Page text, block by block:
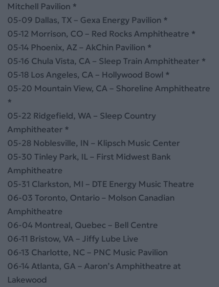
Mitchell Pavilion *
05-09 Dallas, TX – Gexa Energy Pavilion *
05-12 Morrison, CO – Red Rocks Amphitheatre *
05-14 Phoenix, AZ – AkChin Pavilion *
05-16 Chula Vista, CA – Sleep Train Amphitheater *
05-18 Los Angeles, CA – Hollywood Bowl *
05-20 Mountain View, CA – Shoreline Amphitheatre
*
05-22 Ridgefield, WA – Sleep Country
Amphitheater *
05-28 Noblesville, IN – Klipsch Music Center
05-30 Tinley Park, IL – First Midwest Bank
Amphitheatre
05-31 Clarkston, MI – DTE Energy Music Theatre
06-03 Toronto, Ontario – Molson Canadian
Amphitheatre
06-04 Montreal, Quebec – Bell Centre
06-11 Bristow, VA – Jiffy Lube Live
06-13 Charlotte, NC – PNC Music Pavilion
06-14 Atlanta, GA – Aaron’s Amphitheatre at
Lakewood